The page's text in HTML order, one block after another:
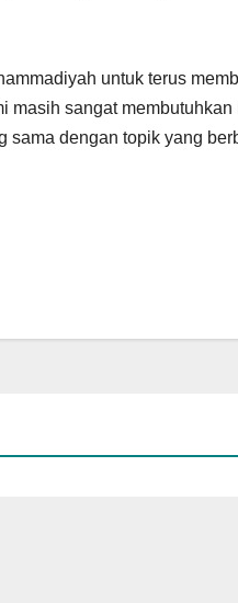
untuk terus
masih sangat
dengan topik yang